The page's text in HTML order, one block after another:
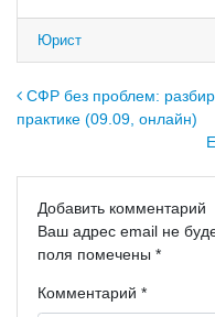
Юрист
Навигация по
СФР без проблем:
практике (09.09, онлайн)
Добавить комментарий
Ваш адрес email не
поля помечены *
Комментарий *